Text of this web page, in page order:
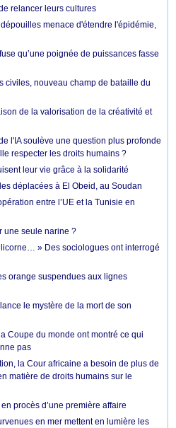
relancer leurs cultures
menace d'étendre l'épidémie,
qu’une poignée de puissances fasse
civiles, nouveau champ de bataille du
de la valorisation de la créativité et
l'IA soulève une question plus profonde
respecter les droits humains ?
leur vie grâce à la solidarité
déplacées à El Obeid, au Soudan
entre l’UE et la Tunisie en
une seule narine ?
licorne… » Des sociologues ont interrogé
orange suspendues aux lignes
le mystère de la mort de son
Coupe du monde ont montré ce qui
pas
la Cour africaine a besoin de plus de
matière de droits humains sur le
procès d’une première affaire
en mer mettent en lumière les